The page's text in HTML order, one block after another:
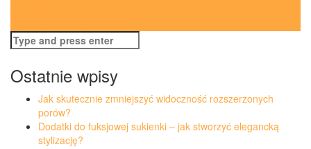
navigation
Search
for:
Ostatnie wpisy
Jak skutecznie zmniejszyć widoczność rozszerzonych
porów?
Dodatki do fuksjowej sukienki – jak stworzyć elegancką
stylizację?